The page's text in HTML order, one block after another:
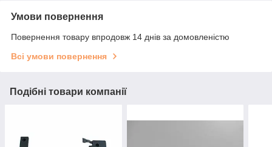
Умови повернення
Повернення товару впродовж 14 днів за домовленістю
Всі умови повернення
Подібні товари компанії